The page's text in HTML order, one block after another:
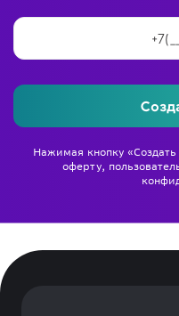
Нажимая кнопку
оферту,